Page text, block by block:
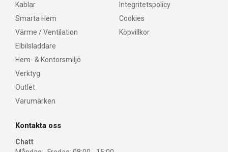
Kablar
Smarta Hem
Värme / Ventilation
Elbilsladdare
Hem- & Kontorsmiljö
Verktyg
Outlet
Varumärken
Integritetspolicy
Cookies
Köpvillkor
Kontakta oss
Chatt